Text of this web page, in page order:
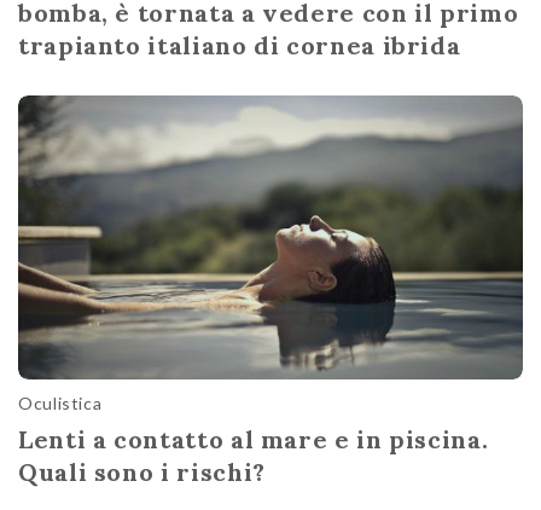
bomba, è tornata a vedere con il primo
trapianto italiano di cornea ibrida
Oculistica
Lenti a contatto al mare e in piscina.
Quali sono i rischi?